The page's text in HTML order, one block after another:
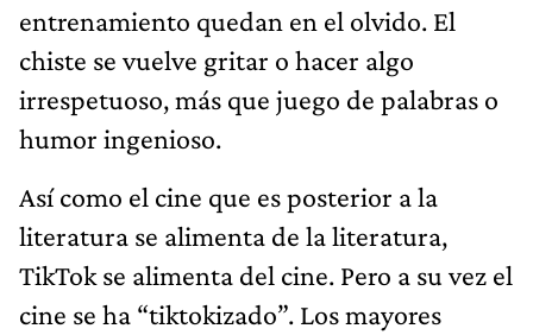
entrenamiento quedan en el olvido. El
chiste se vuelve gritar o hacer algo
irrespetuoso, más que juego de palabras o
humor ingenioso.
Así como el cine que es posterior a la
literatura se alimenta de la literatura,
TikTok se alimenta del cine. Pero a su vez el
cine se ha “tiktokizado”. Los mayores